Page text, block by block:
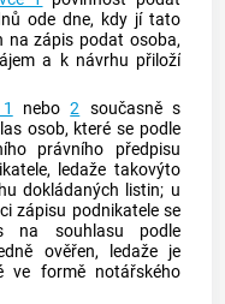
ode dne, kdy jí tato
na zápis podat osoba,
a k návrhu přiloží
nebo2 současně s
osob, které se podle
právního předpisu
ledaže takovýto
dokládaných listin; u
zápisu podnikatele se
na souhlasu podle
ověřen, ledaže je
ve formě notářského